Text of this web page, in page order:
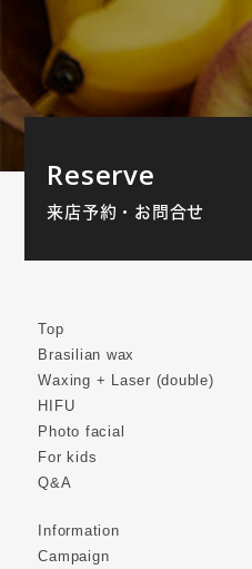
Reserve
来店予約・お問合せ
Top
Brasilian wax
Waxing + Laser (double)
HIFU
Photo facial
For kids
Q&A
Information
Campaign